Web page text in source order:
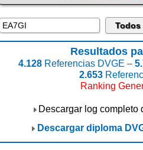
Resultados
4.128Referencias DVGE –
2.653
Ranking
Descargar log completo
Descargar diploma